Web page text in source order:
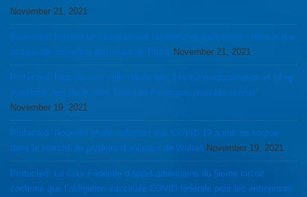
November 21, 2021
Protected: Ivermectin cliniquement supérieur et bien moins onéreux que
la nouvelle molécule anti-virale de Pfizer November 21, 2021
Protected: Plus de cent mille décès liés à la sur-médicalisation et “drug
overdose” lors de la crise Covid en Amérique: nouveau record
November 19, 2021
Protected: Nouvelle étude indiquant que COVID 19 aurait sa source
dans le marché de produits d’animaux de Wuhan November 19, 2021
Protected: La Cour Fédérale d’appel américaine du 5ieme circuit
confirme que l’obligation vaccinale COVID fédérale pour les entreprises